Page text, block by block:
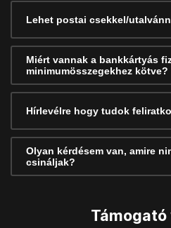
Lehet postai csekkel/
Miért vannak a bankkártyás
minimumösszegekhez kötve?
Hírlevélre hogy tudok
Olyan kérdésem van, amire
csináljak?